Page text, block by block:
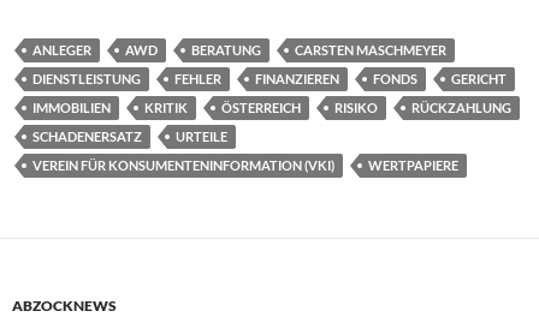
ANLEGER AWD BERATUNG
CARSTEN MASCHMEYER
DIENSTLEISTUNG
FEHLER FINANZIEREN FONDS
GERICHT
IMMOBILIEN
KRITIK ÖSTERREICH RISIKO
RÜCKZAHLUNG
SCHADENERSATZ
URTEILE
VEREIN FÜR KONSUMENTENINFORMATION (VKI)
WERTPAPIERE
ABZOCKNEWS